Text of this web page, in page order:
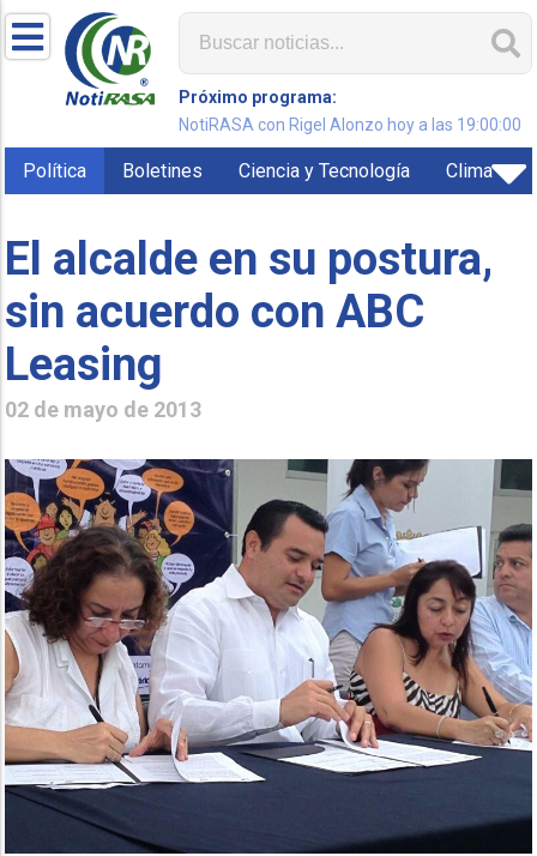
Próximo programa:
NotiRASA con Rigel Alonzo hoy a las 19:00:00
Política Boletines Ciencia y Tecnología Clima
El alcalde en su postura,
sin acuerdo con ABC
Leasing
02 de mayo de 2013